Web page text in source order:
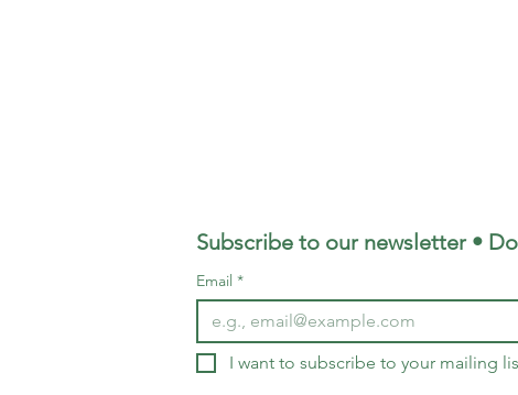
Subscribe to our newsletter •
Email *
I want to subscribe to your mailing